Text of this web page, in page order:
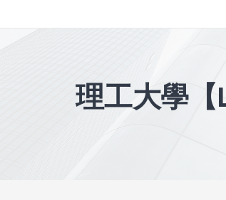
理工大學